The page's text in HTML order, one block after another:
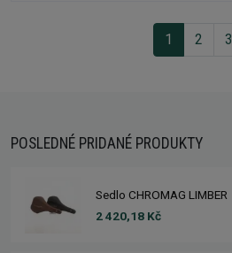
1 2 3
POSLEDNÉ PRIDANÉ PRODUKTY
Sedlo CHROMAG LIMBER
2 420,18 Kč